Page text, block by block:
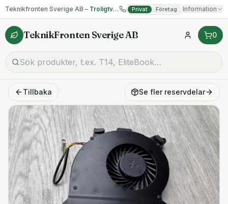
Teknikfronten Sverige AB – Troligtvis billigast på begagnad IT! Privat Företag Information
TeknikFronten Sverige AB 0
Tillbaka Se fler reservdelar